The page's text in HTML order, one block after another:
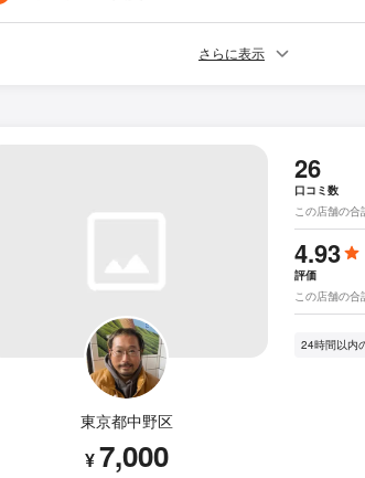
さらに表示
東京都中野区
¥7,000
26
口コミ数
この店舗の合
4.93
評価
この店舗の合
24時間以内